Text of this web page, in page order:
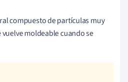
compuesto de partículas muy
moldeable cuando se